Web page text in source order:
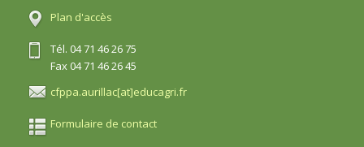
Plan d'accès
Tél. 04 71 46 26 75
Fax 04 71 46 26 45
cfppa.aurillac[at]educagri.fr
Formulaire de contact